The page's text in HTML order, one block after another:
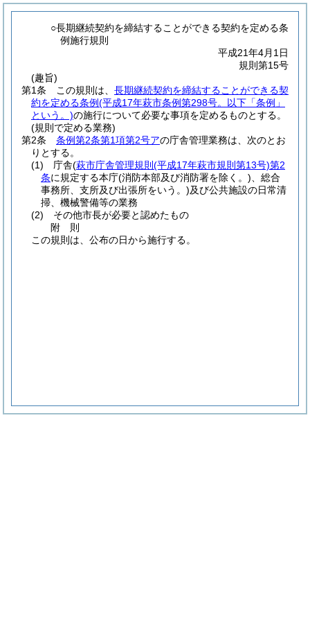
○長期継続契約を締結することができる契約を定める条
例施行規則
平成21年4月1日
規則第15号
(趣旨)
第1条
この規則は、 長期継続契約を締結することができる契
約を定める条例(平成17年萩市条例第298号。以下「条例」
という。)の施行について必要な事項を定めるものとする。
(規則で定める業務)
第2条
条例第2条第1項第2号アの庁舎管理業務は、次のとお
りとする。
(1)
庁舎(萩市庁舎管理規則 (平成17年萩市規則第13号)第2
条に規定する本庁(消防本部及び消防署を除く。) 、総合
事務所、支所及び出張所をいう。)及び公共施設の日常清
掃、機械警備等の業務
(2)
その他市長が必要と認めたもの
附 則
この規則は、公布の日から施行する。